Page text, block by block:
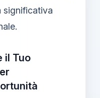
significativa
il Tuo